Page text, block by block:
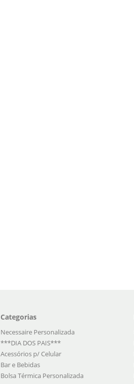
Categorias
Necessaire Personalizada
***DIA DOS PAIS***
Acessórios p/ Celular
Bar e Bebidas
Bolsa Térmica Personalizada